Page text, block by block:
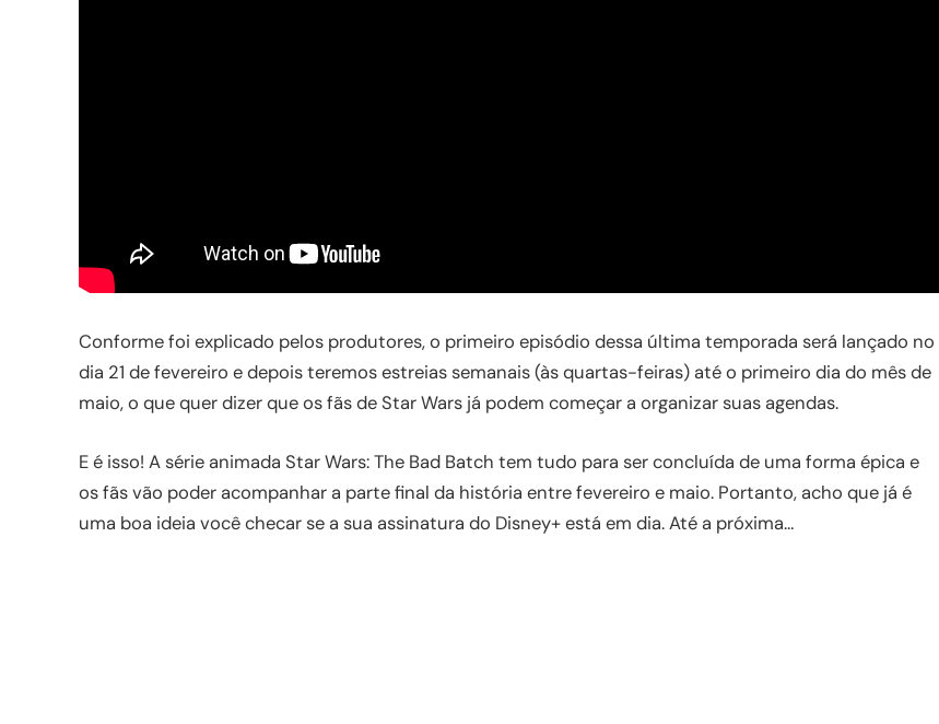
Conforme foi explicado pelos produtores, o primeiro episódio dessa última temporada será lançado no
dia 21 de fevereiro e depois teremos estreias semanais (às quartas-feiras) até o primeiro dia do mês de
maio, o que quer dizer que os fãs de Star Wars já podem começar a organizar suas agendas.
E é isso! A série animada Star Wars: The Bad Batch tem tudo para ser concluída de uma forma épica e
os fãs vão poder acompanhar a parte final da história entre fevereiro e maio. Portanto, acho que já é
uma boa ideia você checar se a sua assinatura do Disney+ está em dia. Até a próxima…